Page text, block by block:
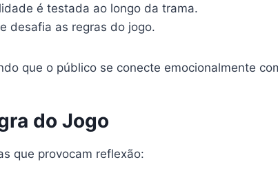
é testada ao longo da trama.
desafia as regras do jogo.
que o público se conecte emocionalmente
do Jogo
que provocam reflexão: